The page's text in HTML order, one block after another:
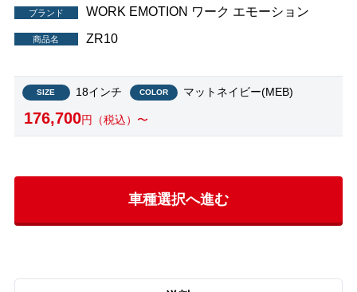
ブランド WORK EMOTION ワーク エモーション
商品名 ZR10
SIZE 18インチ COLOR マットネイビー(MEB)
176,700円（税込）〜
車種選択へ進む